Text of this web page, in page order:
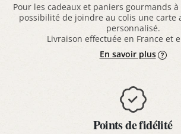
Pour les cadeaux et paniers gourmands
possibilité de joindre au colis une carte
personnalisé.
Livraison effectuée en France et
En savoir plus
Points de fidélité